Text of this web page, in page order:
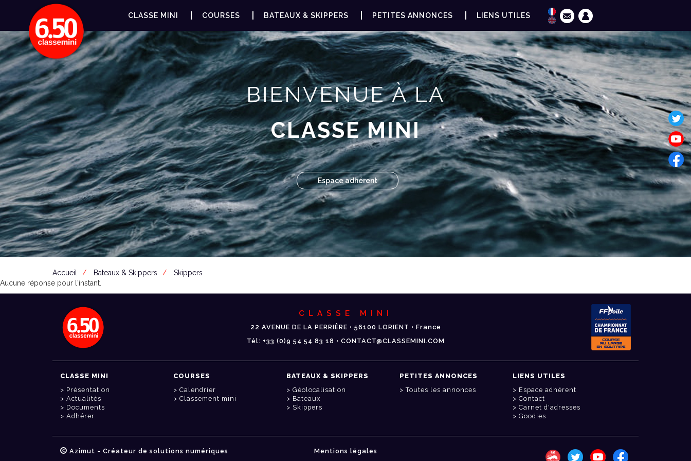
CLASSE MINI COURSES BATEAUX & SKIPPERS PETITES ANNONCES LIENS UTILES
BIENVENUE À LA
CLASSE MINI
Espace adhérent
Accueil Bateaux & Skippers
Skippers
Aucune réponse pour l'instant.
CLASSE MINI
22 AVENUE DE LA PERRIÈRE • 56100 LORIENT • France
Tél: +33 (0)9 54 54 83 18 • CONTACT@CLASSEMINI.COM
CLASSE MINI
Présentation
Actualités
Documents
Adhérer
COURSES
Calendrier
Classement mini
BATEAUX & SKIPPERS
Géolocalisation
Bateaux
Skippers
PETITES ANNONCES
Toutes les annonces
LIENS UTILES
Espace adhérent
Contact
Carnet d'adresses
Goodies
Azimut - Créateur de solutions numériques Mentions légales